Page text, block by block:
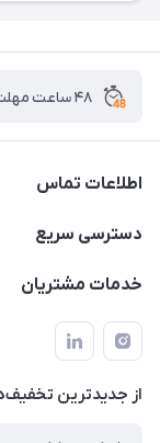
۴۸ ساعت مهلت تست سلامت سخت‌افزار
اطلاعات تماس
02122913967
۲۳، طبقه سوم
دسترسی سریع
لیست محصولات
حساب کاربری
تماس با ما
خدمات مشتریان
قوانین و مقررات
حریم خصوصی
شرایط گارانتی
از جدید‌ترین